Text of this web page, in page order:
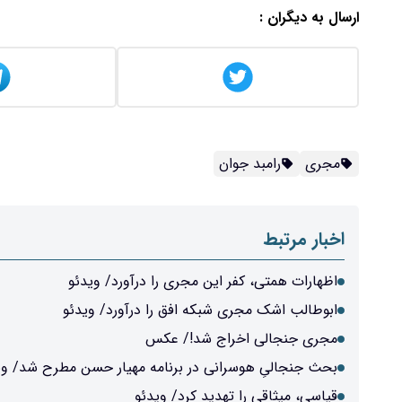
ارسال به دیگران :
مجری رامبد جوان
اخبار مرتبط
اظهارات همتی، کفر این مجری را درآورد/ ویدئو
ابوطالب اشک مجری شبکه افق را درآورد/ ویدئو
مجری جنجالی اخراج شد!/ عکس
بحث جنجالیِ هوسرانی در برنامه مهیار حسن مطرح شد/
قیاسی، میثاقی را تهدید کرد/ ویدئو